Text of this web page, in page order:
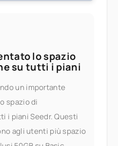
lo spazio
su tutti i piani
un importante
spazio di
i piani Seedr. Questi
agli utenti più spazio